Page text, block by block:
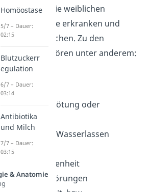
können die weiblichen
erkranken und
verursachen. Zu den
gehören unter anderem:
Krämpfe
Schmerzen
Juckreiz, Hautrötung oder
Schwellungen
Brennen beim Wasserlassen
Blutungen
Scheidentrockenheit
hormonelle Störungen
Homöostase
5/7 – Dauer:
02:15
Blutzuckerr
egulation
6/7 – Dauer:
03:14
Antibiotika
und Milch
7/7 – Dauer:
03:15
& Anatomie